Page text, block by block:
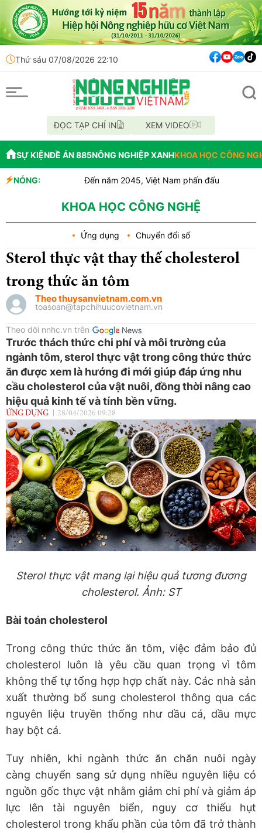
Thứ sáu 07/08/2026 22:10
ĐỌC TẠP CHÍ IN XEM VIDEO
SỰ KIỆNĐỀ ÁN 885NÔNG NGHIỆP XANHKHOA HỌC CÔNG
NÓNG:
Đến năm 2045, Việt Nam phấn đấu thuộc nhóm dẫn
Lâm Đồng: Không hợp thức hóa diện tích đất vi
KHOA HỌC CÔNG NGHỆ
Ứng dụng Chuyển đổi số
Sterol thực vật thay thế cholesterol
trong thức ăn tôm
Theo thuysanvietnam.com.vn
toasoan@tapchihuucovietnam.vn
Theo dõi nnhc.vn trên
Trước thách thức chi phí và môi trường của
ngành tôm, sterol thực vật trong công thức thức
ăn được xem là hướng đi mới giúp đáp ứng nhu
cầu cholesterol của vật nuôi, đồng thời nâng cao
hiệu quả kinh tế và tính bền vững.
ỨNG DỤNG 28/04/2026 09:28
Sterol thực vật mang lại hiệu quả tương đương
cholesterol. Ảnh: ST
Bài toán cholesterol
Trong công thức thức ăn tôm, việc đảm bảo đủ
cholesterol luôn là yêu cầu quan trọng vì tôm
không thể tự tổng hợp hợp chất này. Các nhà sản
xuất thường bổ sung cholesterol thông qua các
nguyên liệu truyền thống như dầu cá, dầu mực
hay bột cá.
Tuy nhiên, khi ngành thức ăn chăn nuôi ngày
càng chuyển sang sử dụng nhiều nguyên liệu có
nguồn gốc thực vật nhằm giảm chi phí và giảm áp
lực lên tài nguyên biển, nguy cơ thiếu hụt
cholesterol trong khẩu phần của tôm đã trở thành